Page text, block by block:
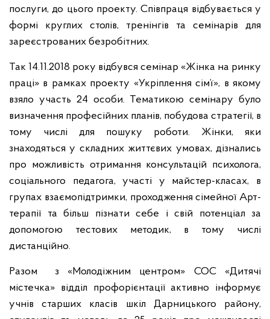
послуги, до цього проекту. Співпраця відбувається у
формі круглих столів, тренінгів та семінарів для
зареєстрованих безробітних.
Так 14.11.2018 року відбувся семінар «Жінка на ринку
праці» в рамках проекту «Укріплення сім’ї», в якому
взяло участь 24 особи. Тематикою семінару було
визначення професійних планів, побудова стратегії, в
тому числі для пошуку роботи. Жінки, яки
знаходяться у складних життєвих умовах, дізнались
про можливість отримання консультацій психолога,
соціального педагога, участі у майстер-класах, в
групах взаємопідтримки, проходження сімейної Арт-
терапії та більш пізнати себе і свій потенціал за
допомогою тестових методик, в тому числі
дистанційно.
Разом з «Молодіжним центром» СОС «Дитячі
містечка» відділ профорієнтації активно інформує
учнів старших класів шкіл Дарницького району,